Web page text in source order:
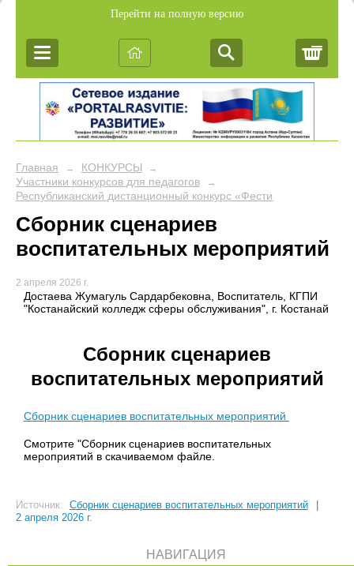
Перейти на полную версию
Главная → КОНКУРСЫ →
Участники конкурсов для педагогов →
Республиканский дистанционный конкурс «Фестиваль
Сборник сценариев
воспитательных мероприятий
2 апреля 2026 г.
Достаева Жумагуль Сардарбековна, Воспитатель, КГПИ
"Костанайский колледж сферы обслуживания", г. Костанай
Сборник сценариев
воспитательных мероприятий
Сборник сценариев воспитательных мероприятий
Смотрите "Сборник сценариев воспитательных
мероприятий в скачиваемом файле.
Источник: Сборник сценариев воспитательных мероприятий
2 апреля 2026 г.
НАВИГАЦИЯ